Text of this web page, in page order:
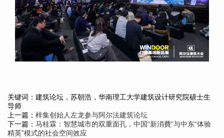
关键词：建筑论坛，苏朝浩，华南理工大学建筑设计研究院硕士生
导师
上一篇： 梓集创始人左龙参与阿尔法建筑论坛
下一篇： 马桂霖：智慧城市的双重面孔，中国“新消費”与中东“体验
精英”模式的社会空间效应